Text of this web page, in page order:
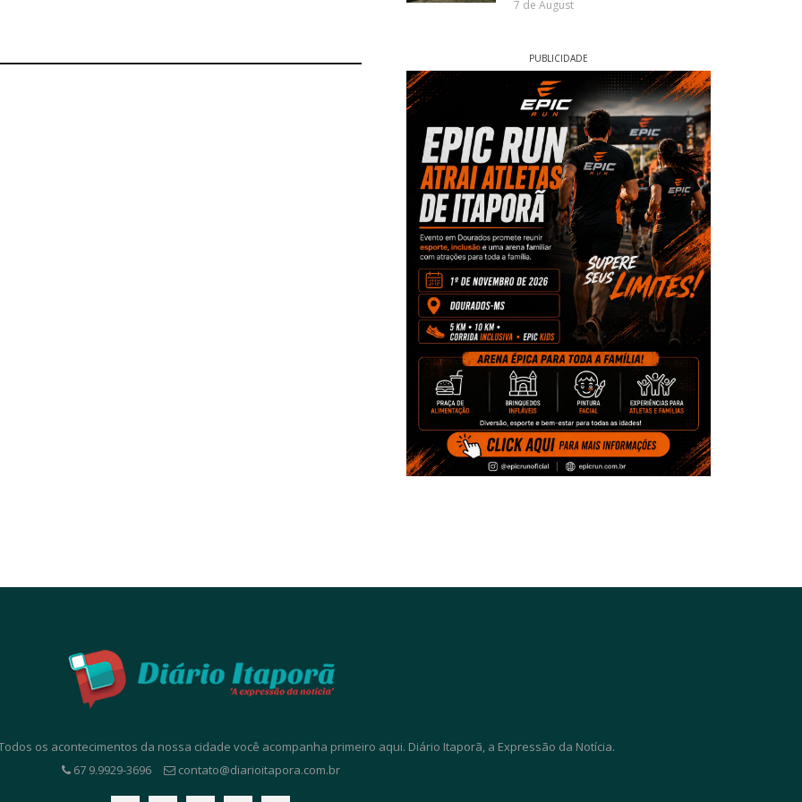
7 de August
PUBLICIDADE
os acontecimentos da nossa cidade você acompanha primeiro aqui. Diário Itaporã, a Expressão da Notícia.
67 9.9929-3696
contato@diarioitapora.com.br